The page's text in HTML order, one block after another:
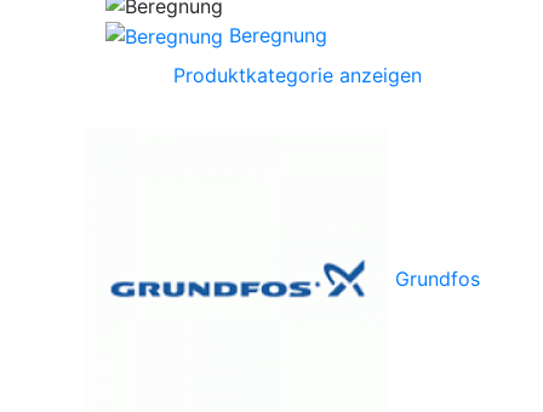
Beregnung
Produktkategorie anzeigen
Grundfos